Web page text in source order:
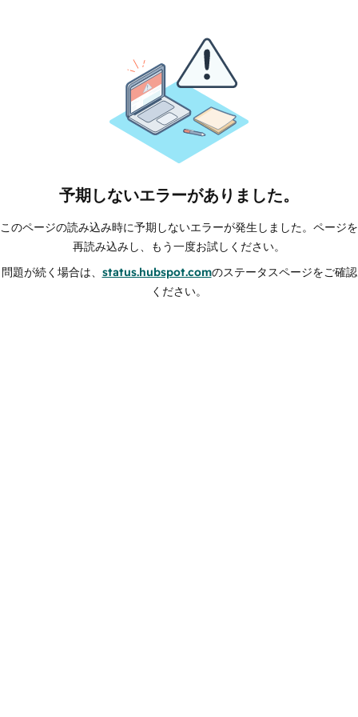
予期しないエラーがありました。
このページの読み込み時に予期しないエラーが発生しました。ページを
再読み込みし、もう一度お試しください。
問題が続く場合は、 status.hubspot.comのステータスページをご確認
ください。